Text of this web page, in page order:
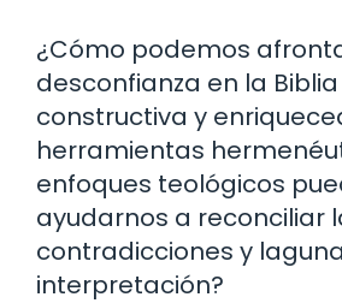
¿Cómo podemos
desconfianza en la
constructiva y
herramientas
enfoques teológicos
ayudarnos a reconciliar
contradicciones y
interpretación?